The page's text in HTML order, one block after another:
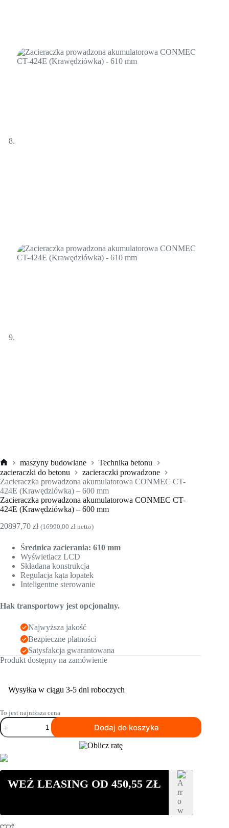
Strona
główna
maszyny budowlane
Technika betonu
zacieraczki do betonu
zacieraczki prowadzone
Zacieraczka prowadzona akumulatorowa CONMEC CT-
424E (Krawędziówka) – 600 mm
Zacieraczka prowadzona akumulatorowa CONMEC CT-
424E (Krawędziówka) – 600 mm
20897,70 zł (16990,00 zł netto)
Średnica zacierania: 610 mm
Wyświetlacz LCD
Składana konstrukcja
Regulacja kąta łopatek
Inteligentne sterowanie
Hak transportowy jest opcjonalny.
Najwyższa jakość
Bezpieczne płatności
Satysfakcja gwarantowana
Produkt dostępny na zamówienie
Wysyłka w ciągu 3-5 dni roboczych
To jest najniższa cena
ilość
Zacieraczka
prowadzona
CONMEC
CT-
424E
(Krawędziówka)
Dodaj do koszyka
WEŹ LEASING OD 450,55 ZŁ